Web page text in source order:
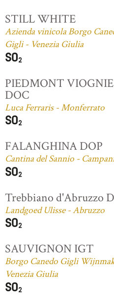
STILL WHITE
Azienda vinicola Borgo
Gigli - Venezia Giulia
PIEDMONT
DOC
Luca Ferraris - Monferrato
FALANGHINA DOP
Cantina del Sannio -
Trebbiano d'Abruzzo
Landgoed Ulisse - Abruzzo
SAUVIGNON IGT
Borgo Canedo Gigli
Venezia Giulia